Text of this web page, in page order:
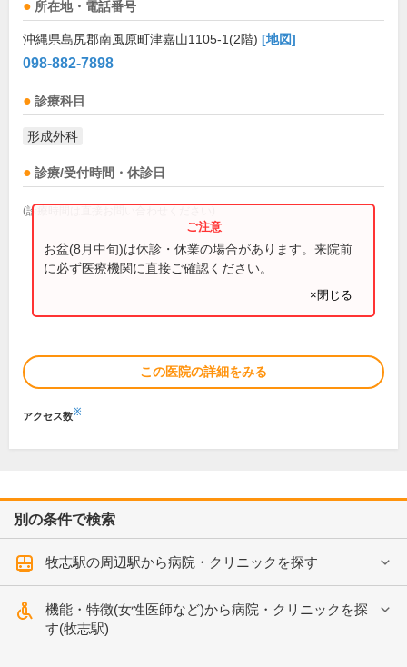
所在地・電話番号
沖縄県島尻郡南風原町津嘉山1105-1(2階) [地図]
098-882-7898
診療科目
形成外科
診療/受付時間・休診日
(診療時間は直接お問い合わせください)
お盆(8月中旬)は休診・休業の場合があります。来院前
に必ず医療機関に直接ご確認ください。
×閉じる
この医院の詳細をみる
アクセス数※
別の条件で検索
牧志駅の周辺駅から病院・クリニックを探す
機能・特徴(女性医師など)から病院・クリニックを探
す(牧志駅)